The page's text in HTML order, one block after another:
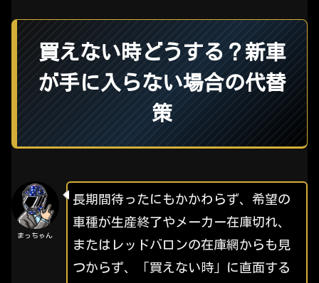
買えない時どうする？新車
が手に入らない場合の代替
策
まっちゃん
長期間待ったにもかかわらず、希望の
車種が生産終了やメーカー在庫切れ、
またはレッドバロンの在庫網からも見
つからず、「買えない時」に直面する